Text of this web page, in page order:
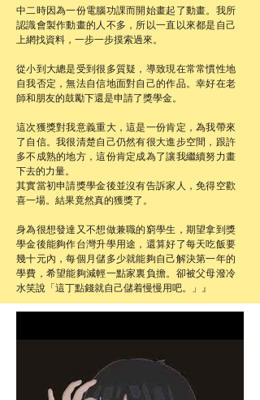
中二時因為一份電腦功課而開始畫起了動畫。我所
認識會製作動畫的人不多，所以一直以來都是自己
上網找資料，一步一步摸索過來。
從小到大總是受到很多質疑，導致現在常常慣性地
自我否定，無法自信地面對自己的作品。幸好在老
師和朋友的鼓勵下還是申請了獎學金。
這次獲獎對我意義重大，這是一份肯定，為我帶來
了自信。我很清楚自己仍然有很大進步空間，跟許
多不成熟的地方，這份肯定成為了讓我繼續努力畫
下去的力量。
其實當初申請獎學金後並沒有告訴家人，免得空歡
喜一場。結果竟然真的獲獎了。
身為很想發達又不想做兼職的窮學生，期望拿到獎
學金後能夠作台灣升學用途，還算好了每天吃飯要
幾十元內，每個月儲多少就能夠自己解決第一年的
學費，希望能夠減輕一點家裏負擔。卻被父母潑冷
水笑說「這丁點錢就自己儲着慢慢用吧。」』